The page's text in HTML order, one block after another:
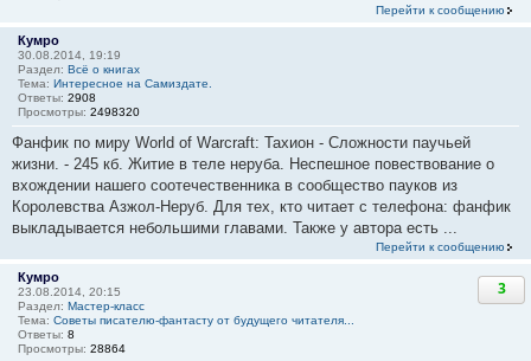
Перейти к сообщению
Кумро
30.08.2014, 19:19
Раздел: Всё о книгах
Тема: Интересное на Самиздате.
Ответы: 2908
Просмотры: 2498320
Фанфик по миру World of Warcraft: Тахион - Сложности паучьей
жизни. - 245 кб. Житие в теле неруба. Неспешное повествование о
вхождении нашего соотечественника в сообщество пауков из
Королевства Азжол-Неруб. Для тех, кто читает с телефона: фанфик
выкладывается небольшими главами. Также у автора есть ...
Перейти к сообщению
Кумро
23.08.2014, 20:15
Раздел: Мастер-класс
Тема: Советы писателю-фантасту от будущего читателя...
Ответы: 8
Просмотры: 28864
3